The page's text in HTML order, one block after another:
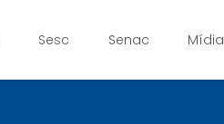
Sesc Senac Mídia